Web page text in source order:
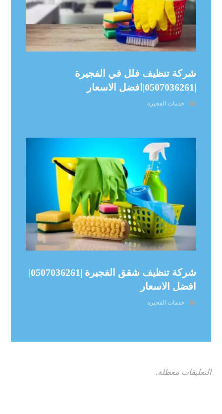
شركة تنظيف فلل في الفجيرة
|0507036261|افضل الاسعار
خدمات الفجيرة
شركة تنظيف شقق الفجيرة |0507036261|
افضل الاسعار
خدمات الفجيرة
التعليقات معطلة.